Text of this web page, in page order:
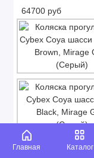
Главная Каталог
64700 руб